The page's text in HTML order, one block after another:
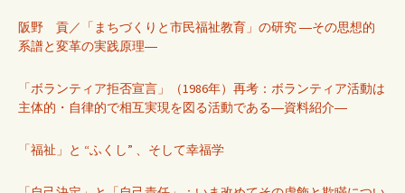
阪野 貢／「まちづくりと市民福祉教育」の研究 ―その思想的
系譜と変革の実践原理―
「ボランティア拒否宣言」（1986年）再考：ボランティア活動は
主体的・自律的で相互実現を図る活動である―資料紹介―
「福祉」と “ふくし” 、そして幸福学